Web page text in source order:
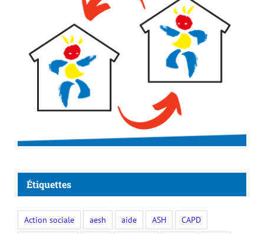
Étiquettes
Action sociale aesh aide ASH
CAPD